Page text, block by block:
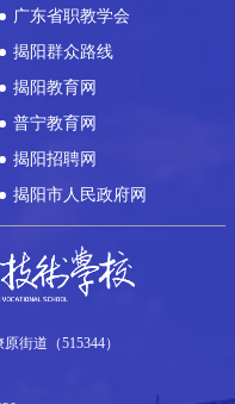
广东省职教学会
揭阳群众路线
揭阳教育网
普宁教育网
揭阳招聘网
揭阳市人民政府网
街道（515344）